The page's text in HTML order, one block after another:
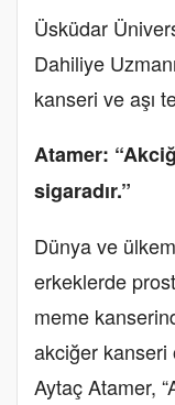
Üsküdar
Dahiliye
kanseri ve aşı
Atamer:
sigaradır.”
Dünya ve
erkeklerde
meme
akciğer kanseri
Aytaç Atamer,